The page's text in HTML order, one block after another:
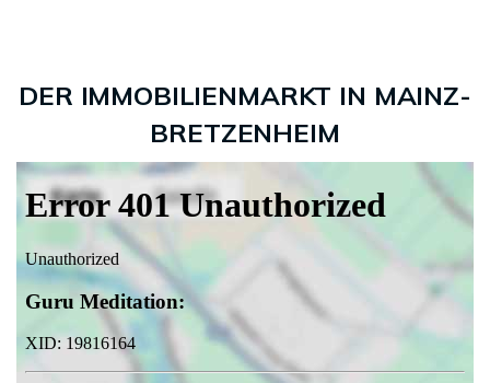
DER IMMOBILIENMARKT IN MAINZ-
BRETZENHEIM